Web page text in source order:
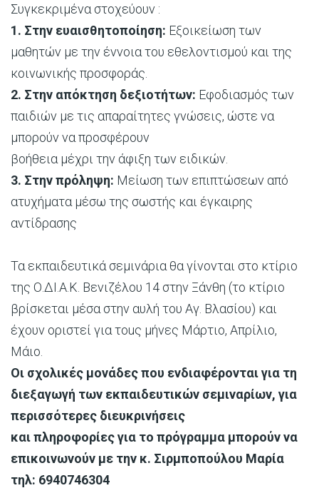
Συγκεκριμένα στοχεύουν :
1. Στην ευαισθητοποίηση: Εξοικείωση των
μαθητών με την έννοια του εθελοντισμού και της
κοινωνικής προσφοράς.
2. Στην απόκτηση δεξιοτήτων: Εφοδιασμός των
παιδιών με τις απαραίτητες γνώσεις, ώστε να
μπορούν να προσφέρουν
βοήθεια μέχρι την άφιξη των ειδικών.
3. Στην πρόληψη: Μείωση των επιπτώσεων από
ατυχήματα μέσω της σωστής και έγκαιρης
αντίδρασης
Τα εκπαιδευτικά σεμινάρια θα γίνονται στο κτίριο
της Ο.ΔΙ.Α.Κ. Βενιζέλου 14 στην Ξάνθη (το κτίριο
βρίσκεται μέσα στην αυλή του Αγ. Βλασίου) και
έχουν οριστεί για τοuς μήνες Μάρτιο, Απρίλιο,
Μάιο.
Οι σχολικές μονάδες που ενδιαφέρονται για τη
διεξαγωγή των εκπαιδευτικών σεμιναρίων, για
περισσότερες διευκρινήσεις
και πληροφορίες για το πρόγραμμα μπορούν να
επικοινωνούν με την κ. Σιρμποπούλου Μαρία
τηλ: 6940746304